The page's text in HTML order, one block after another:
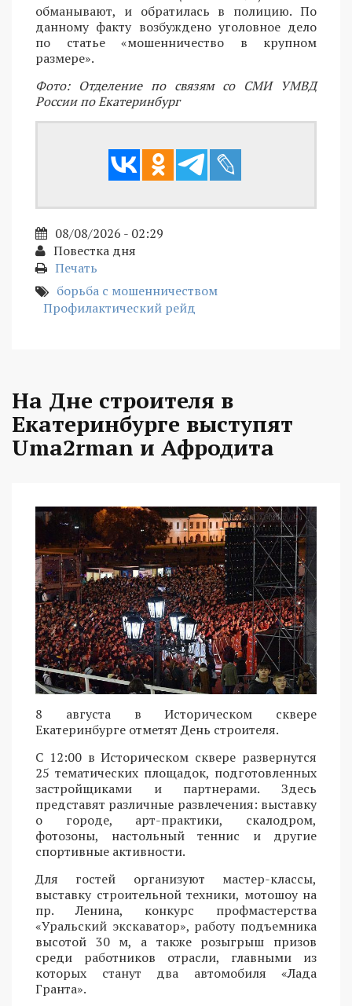
обманывают, и обратилась в полицию. По
данному факту возбуждено уголовное дело
по статье «мошенничество в крупном
размере».
Фото: Отделение по связям со СМИ УМВД
России по Екатеринбург
08/08/2026 - 02:29
Повестка дня
Печать
борьба с мошенничеством
Профилактический рейд
На Дне строителя в
Екатеринбурге выступят
Uma2rman и Афродита
8 августа в Историческом сквере
Екатеринбурге отметят День строителя.
С 12:00 в Историческом сквере развернутся
25 тематических площадок, подготовленных
застройщиками и партнерами. Здесь
представят различные развлечения: выставку
о городе, арт-практики, скалодром,
фотозоны, настольный теннис и другие
спортивные активности.
Для гостей организуют мастер-классы,
выставку строительной техники, мотошоу на
пр. Ленина, конкурс профмастерства
«Уральский экскаватор», работу подъемника
высотой 30 м, а также розыгрыш призов
среди работников отрасли, главными из
которых станут два автомобиля «Лада
Гранта».